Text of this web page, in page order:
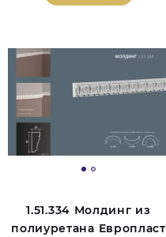
1.51.334 Молдинг из
полиуретана Европласт